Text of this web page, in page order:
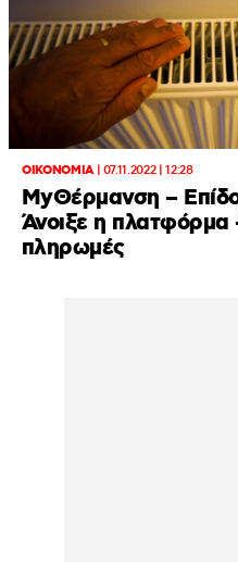
ΟΙΚΟΝΟΜΙΑ| 07.11.2022 | 12:28
MyΘέρμανση –
Άνοιξε η πλατφόρμα
πληρωμές